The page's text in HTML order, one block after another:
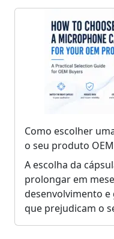
Como escolher
o seu produto
etapas
A escolha da
prolongar em
desenvolvimento
que prejudicam o